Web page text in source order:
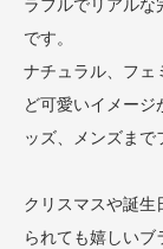
ラフルでリアルな
です。
ナチュラル、フェ
ど可愛いイメー
ッズ、メンズまで
クリスマスや誕生
られても嬉しいブ